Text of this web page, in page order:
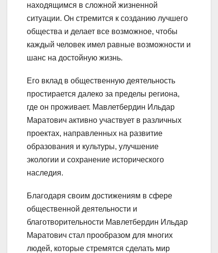
находящимся в сложной жизненной
ситуации. Он стремится к созданию лучшего
общества и делает все возможное, чтобы
каждый человек имел равные возможности и
шанс на достойную жизнь.
Его вклад в общественную деятельность
простирается далеко за пределы региона,
где он проживает. Мавлетбердин Ильдар
Маратович активно участвует в различных
проектах, направленных на развитие
образования и культуры, улучшение
экологии и сохранение исторического
наследия.
Благодаря своим достижениям в сфере
общественной деятельности и
благотворительности Мавлетбердин Ильдар
Маратович стал прообразом для многих
людей, которые стремятся сделать мир